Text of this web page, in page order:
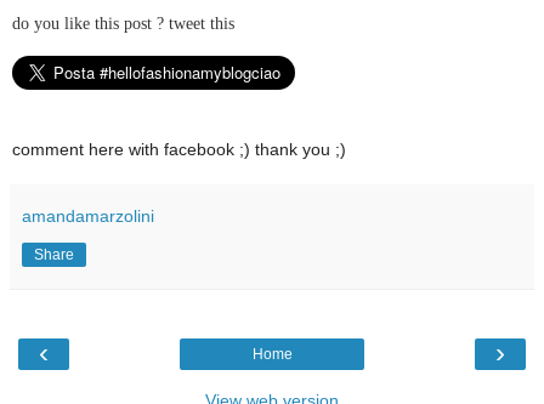
do you like this post ? tweet this
comment here with facebook ;) thank you ;)
amandamarzolini
Share
‹ ›
Home
View web version